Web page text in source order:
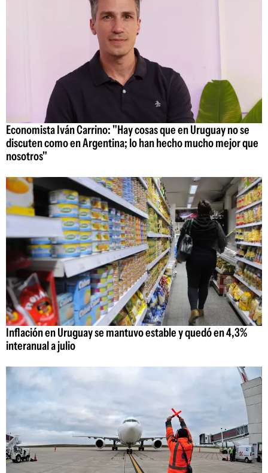
Economista Iván Carrino: "Hay cosas que en Uruguay no se
discuten como en Argentina; lo han hecho mucho mejor que
nosotros"
Inflación en Uruguay se mantuvo estable y quedó en 4,3%
interanual a julio